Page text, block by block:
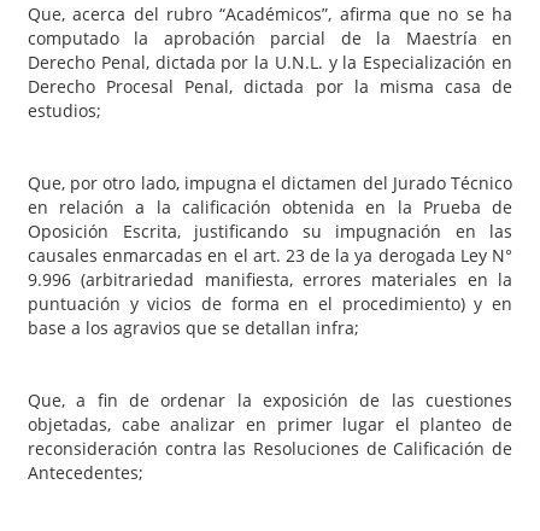
Que, acerca del rubro “Académicos”, afirma que no se ha
computado la aprobación parcial de la Maestría en
Derecho Penal, dictada por la U.N.L. y la Especialización en
Derecho Procesal Penal, dictada por la misma casa de
estudios;
Que, por otro lado, impugna el dictamen del Jurado Técnico
en relación a la calificación obtenida en la Prueba de
Oposición Escrita, justificando su impugnación en las
causales enmarcadas en el art. 23 de la ya derogada Ley N°
9.996 (arbitrariedad manifiesta, errores materiales en la
puntuación y vicios de forma en el procedimiento) y en
base a los agravios que se detallan infra;
Que, a fin de ordenar la exposición de las cuestiones
objetadas, cabe analizar en primer lugar el planteo de
reconsideración contra las Resoluciones de Calificación de
Antecedentes;